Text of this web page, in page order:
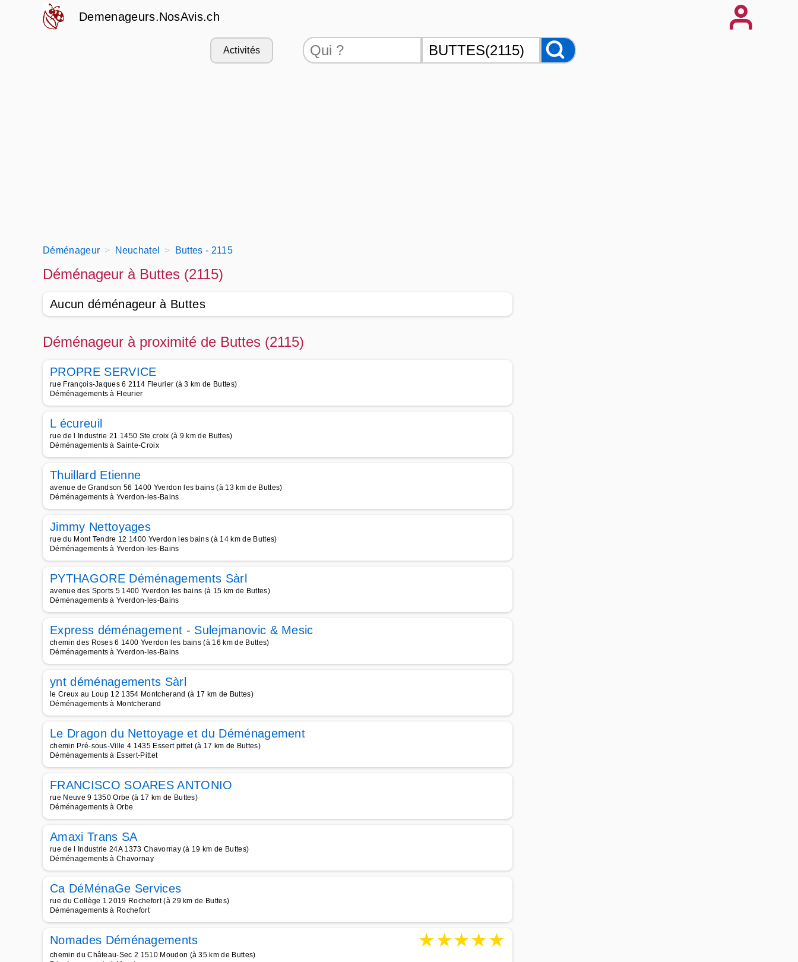
Demenageurs.NosAvis.ch
Activités
Déménageur Neuchatel Buttes - 2115
Déménageur à Buttes (2115)
Aucun déménageur à Buttes
Déménageur à proximité de Buttes (2115)
PROPRE SERVICE
rue François-Jaques 6 2114 Fleurier (à 3 km de Buttes)
Déménagements à Fleurier
L écureuil
rue de l Industrie 21 1450 Ste croix (à 9 km de Buttes)
Déménagements à Sainte-Croix
Thuillard Etienne
avenue de Grandson 56 1400 Yverdon les bains (à 13 km de Buttes)
Déménagements à Yverdon-les-Bains
Jimmy Nettoyages
rue du Mont Tendre 12 1400 Yverdon les bains (à 14 km de Buttes)
Déménagements à Yverdon-les-Bains
PYTHAGORE Déménagements Sàrl
avenue des Sports 5 1400 Yverdon les bains (à 15 km de Buttes)
Déménagements à Yverdon-les-Bains
Express déménagement - Sulejmanovic & Mesic
chemin des Roses 6 1400 Yverdon les bains (à 16 km de Buttes)
Déménagements à Yverdon-les-Bains
ynt déménagements Sàrl
le Creux au Loup 12 1354 Montcherand (à 17 km de Buttes)
Déménagements à Montcherand
Le Dragon du Nettoyage et du Déménagement
chemin Pré-sous-Ville 4 1435 Essert pittet (à 17 km de Buttes)
Déménagements à Essert-Pittet
FRANCISCO SOARES ANTONIO
rue Neuve 9 1350 Orbe (à 17 km de Buttes)
Déménagements à Orbe
Amaxi Trans SA
rue de l Industrie 24A 1373 Chavornay (à 19 km de Buttes)
Déménagements à Chavornay
Ca DéMénaGe Services
rue du Collège 1 2019 Rochefort (à 29 km de Buttes)
Déménagements à Rochefort
Nomades Déménagements ★★★★★
chemin du Château-Sec 2 1510 Moudon (à 35 km de Buttes)